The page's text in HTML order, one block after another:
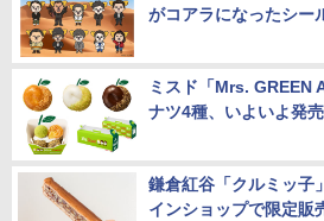
がコアラになったシー
ミスド「Mrs. GREEN
ナツ4種、いよいよ発売
鎌倉紅谷「クルミッ子
インショップで限定販